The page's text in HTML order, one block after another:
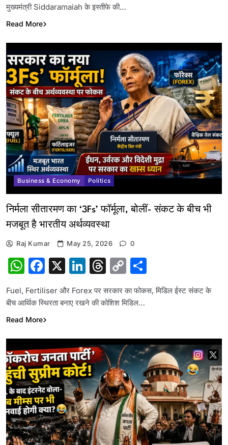
मुख्यमंत्री Siddaramaiah के इस्तीफे की…
Read More
Business & Economy Politics
निर्मला सीतारमण का ‘3Fs’ फॉर्मूला, बोलीं- संकट के बीच भी
मजबूत है भारतीय अर्थव्यवस्था
Raj Kumar May 25, 2026 0
WhatsApp
Facebook
X LinkedIn
Threads
Copy
Link
Fuel, Fertiliser और Forex पर सरकार का फोकस, मिडिल ईस्ट संकट के
बीच आर्थिक स्थिरता बनाए रखने की कोशिश मिडिल…
Read More